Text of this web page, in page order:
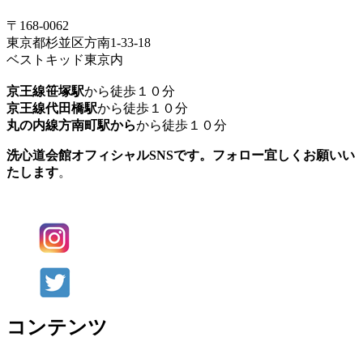
〒168-0062
東京都杉並区方南1-33-18
ベストキッド東京内
京王線笹塚駅から徒歩１０分
京王線代田橋駅から徒歩１０分
丸の内線方南町駅からから徒歩１０分
洗心道会館オフィシャルSNSです。フォロー宜しくお願いい
たします。
コンテンツ